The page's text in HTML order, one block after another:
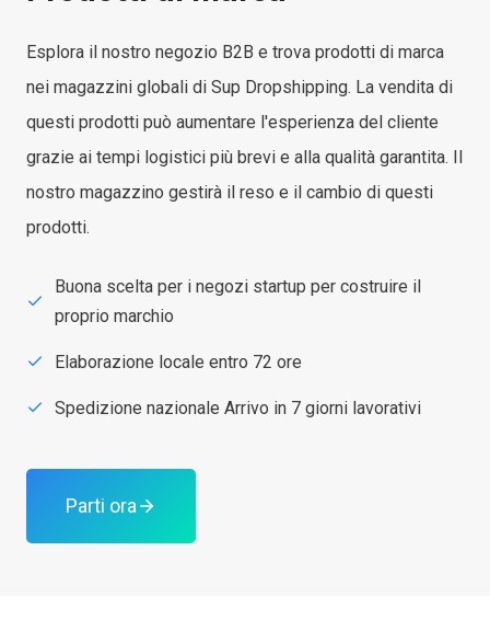
Esplora il nostro negozio B2B e trova prodotti di marca
nei magazzini globali di Sup Dropshipping. La vendita di
questi prodotti può aumentare l'esperienza del cliente
grazie ai tempi logistici più brevi e alla qualità garantita. Il
nostro magazzino gestirà il reso e il cambio di questi
prodotti.
Buona scelta per i negozi startup per costruire il
proprio marchio
Elaborazione locale entro 72 ore
Spedizione nazionale Arrivo in 7 giorni lavorativi
Parti ora